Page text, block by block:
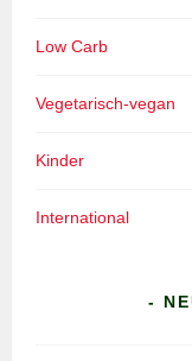
Low Carb
Vegetarisch-vegan
Kinder
International
-